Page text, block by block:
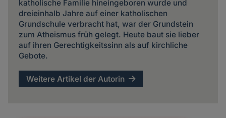
katholische Familie hineingeboren wurde und
dreieinhalb Jahre auf einer katholischen
Grundschule verbracht hat, war der Grundstein
zum Atheismus früh gelegt. Heute baut sie lieber
auf ihren Gerechtigkeitssinn als auf kirchliche
Gebote.
Weitere Artikel der Autorin